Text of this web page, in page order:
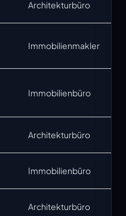
Architekturbüro
Immobilienmakler
Immobilienbüro
Architekturbüro
Immobilienbüro
Architekturbüro